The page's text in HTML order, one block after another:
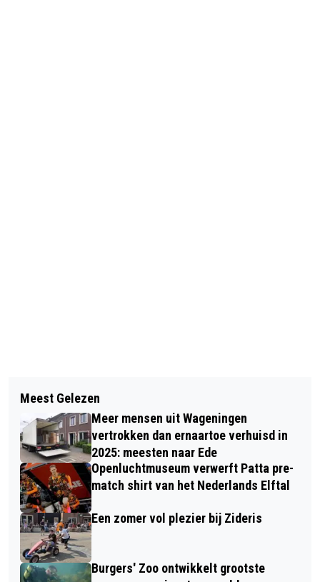
ERIC WIJNACKER ONDERSCHEIDEN
MET WAGENINGS EREZILVER
OOK GELDERLAND STAAT BOL VAN
ACTIVITEITEN TIJDENS OPEN
MONUMENTENDAG
Meest Gelezen
Meer mensen uit Wageningen
vertrokken dan ernaartoe verhuisd in
2025: meesten naar Ede
Openluchtmuseum verwerft Patta pre-
match shirt van het Nederlands Elftal
Een zomer vol plezier bij Zideris
Burgers' Zoo ontwikkelt grootste